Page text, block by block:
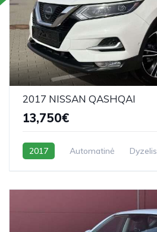
2017 NISSAN QASHQAI
13,750€
2017 Automatinė Dyzelis